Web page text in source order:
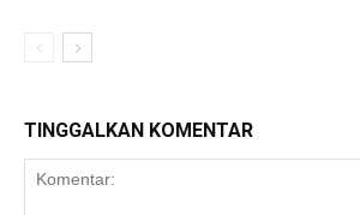
TINGGALKAN KOMENTAR